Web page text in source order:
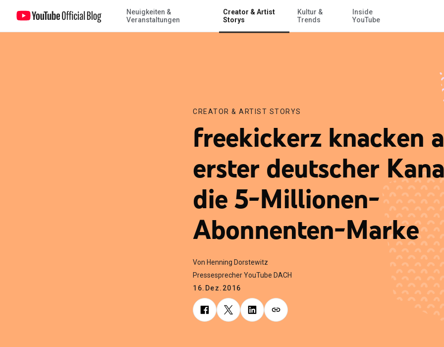
Zum Hauptinhalt springen
Neuigkeiten &
Veranstaltungen
Creator & Artist
Storys
Kultur &
Trends
Inside
YouTube
freekickerz knacken als erster deutscher Kanal die 5-Millionen-Abonnenten-Marke
CREATOR & ARTIST STORYS
freekickerz knacken
erster deutscher
die 5-Millionen-
Abonnenten-Marke
Von Henning Dorstewitz
Pressesprecher YouTube DACH
16.Dez.2016